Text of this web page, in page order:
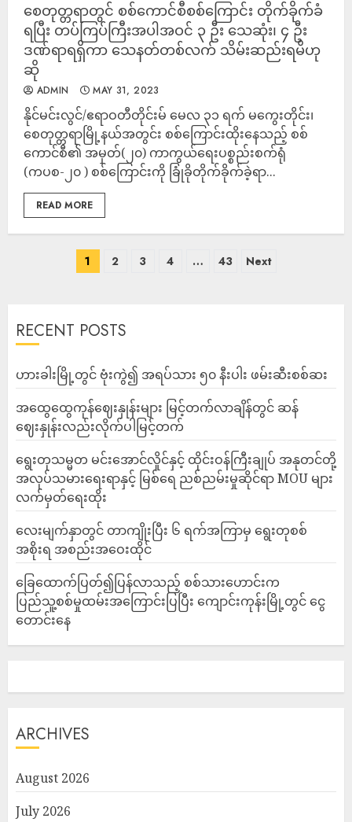
စေတုတ္တရာတွင် စစ်ကောင်စီစစ်ကြောင်း တိုက်ခိုက်ခံ
ရပြီး တပ်ကြပ်ကြီးအပါအဝင် ၃ ဦး သေဆုံး၊ ၄ ဦး
ဒဏ်ရာရရှိကာ သေနတ်တစ်လက် သိမ်းဆည်းရမိဟု
ဆို
ADMIN MAY 31, 2023
နိုင်မင်းလွင်/ဧရာဝတီတိုင်းမ် မေလ ၃၁ ရက် မကွေးတိုင်း၊
စေတုတ္တရာမြို့နယ်အတွင်း စစ်ကြောင်းထိုးနေသည့် စစ်
ကောင်စီ၏ အမှတ်(၂၀) ကာကွယ်ရေးပစ္စည်းစက်ရုံ
(ကပစ-၂၀ ) စစ်ကြောင်းကို ခြုံခိုတိုက်ခိုက်ခဲ့ရာ...
READ MORE
1 2 3 4 … 43 Next
RECENT POSTS
ဟားခါးမြို့တွင် ဗုံးကွဲ၍ အရပ်သား ၅၀ နီးပါး ဖမ်းဆီးစစ်ဆး
အထွေထွေကုန်ဈေးနှုန်းများ မြင့်တက်လာချိန်တွင် ဆန်
ဈေးနှုန်းလည်းလိုက်ပါမြင့်တက်
ရွေးတုသမ္မတ မင်းအောင်လှိုင်နှင့် ထိုင်းဝန်ကြီးချုပ် အနုတင်တို့
အလုပ်သမားရေးရာနှင့် မြစ်ရေ ညစ်ညမ်းမှုဆိုင်ရာ MOU များ
လက်မှတ်ရေးထိုး
လေးမျက်နှာတွင် တာကျိုးပြီး ၆ ရက်အကြာမှ ရွေးတုစစ်
အစိုးရ အစည်းအဝေးထိုင်
ခြေထောက်ပြတ်၍ပြန်လာသည့် စစ်သားဟောင်းက
ပြည်သူ့စစ်မှုထမ်းအကြောင်းပြပြီး ကျောင်းကုန်းမြို့တွင် ငွေ
တောင်းနေ
ARCHIVES
August 2026
July 2026